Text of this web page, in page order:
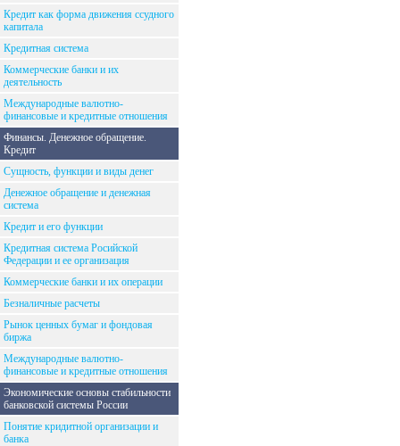
Кредит как форма движения ссудного
капитала
Кредитная система
Коммерческие банки и их
деятельность
Международные валютно-
финансовые и кредитные отношения
Финансы. Денежное обращение.
Кредит
Сущность, функции и виды денег
Денежное обращение и денежная
система
Кредит и его функции
Кредитная система Росийской
Федерации и ее организация
Коммерческие банки и их операции
Безналичные расчеты
Рынок ценных бумаг и фондовая
биржа
Международные валютно-
финансовые и кредитные отношения
Экономические основы стабильности
банковской системы России
Понятие кридитной организации и
банка